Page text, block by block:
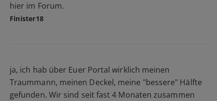
hier im Forum.
Finister18
ja, ich hab über Euer Portal wirklich meinen
Traummann, meinen Deckel, meine "bessere" Hälfte
gefunden. Wir sind seit fast 4 Monaten zusammen